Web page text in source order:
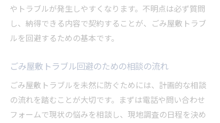
やトラブルが発生しやすくなります。不明点は必ず質問
し、納得できる内容で契約することが、ごみ屋敷トラブ
ルを回避するための基本です。
ごみ屋敷トラブル回避のための相談の流れ
ごみ屋敷トラブルを未然に防ぐためには、計画的な相談
の流れを踏むことが大切です。まずは電話や問い合わせ
フォームで現状の悩みを相談し、現地調査の日程を決め